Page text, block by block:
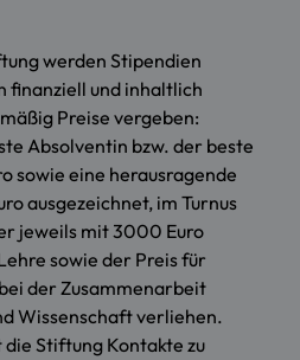
werden Stipendien
finanziell und inhaltlich
Preise vergeben:
Absolventin bzw. der beste
sowie eine herausragende
ausgezeichnet, im Turnus
jeweils mit 3000 Euro
sowie der Preis für
der Zusammenarbeit
Wissenschaft verliehen.
Stiftung Kontakte zu